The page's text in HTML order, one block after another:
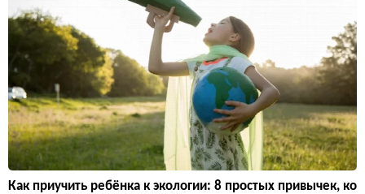
Как приучить ребёнка к экологии: 8 простых привычек, ко